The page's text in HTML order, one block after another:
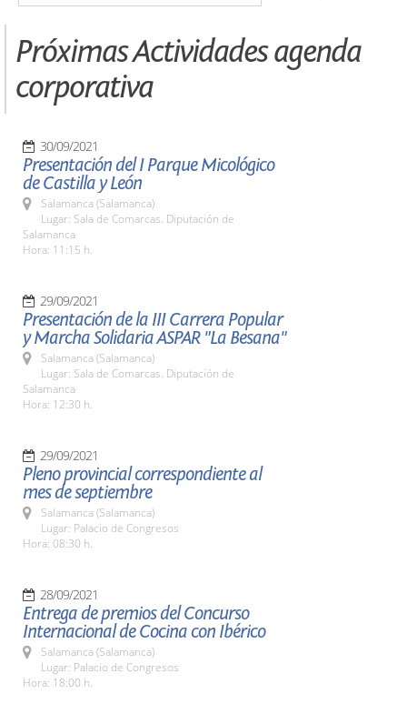
Próximas Actividades agenda
corporativa
30/09/2021
Presentación del I Parque Micológico
de Castilla y León
Salamanca (Salamanca)
Lugar: Sala de Comarcas. Diputación de
Salamanca
Hora: 11:15 h.
29/09/2021
Presentación de la III Carrera Popular
y Marcha Solidaria ASPAR "La Besana"
Salamanca (Salamanca)
Lugar: Sala de Comarcas. Diputación de
Salamanca
Hora: 12:30 h.
29/09/2021
Pleno provincial correspondiente al
mes de septiembre
Salamanca (Salamanca)
Lugar: Palacio de Congresos
Hora: 08:30 h.
28/09/2021
Entrega de premios del Concurso
Internacional de Cocina con Ibérico
Salamanca (Salamanca)
Lugar: Palacio de Congresos
Hora: 18:00 h.